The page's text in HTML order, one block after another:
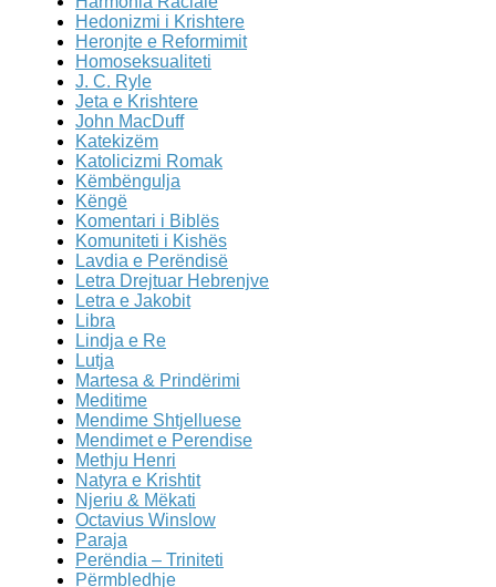
Hedonizmi i Krishtere
Heronjte e Reformimit
Homoseksualiteti
J. C. Ryle
Jeta e Krishtere
John MacDuff
Katekizëm
Katolicizmi Romak
Këmbëngulja
Këngë
Komentari i Biblës
Komuniteti i Kishës
Lavdia e Perëndisë
Letra Drejtuar Hebrenjve
Letra e Jakobit
Libra
Lindja e Re
Lutja
Martesa & Prindërimi
Meditime
Mendime Shtjelluese
Mendimet e Perendise
Methju Henri
Natyra e Krishtit
Njeriu & Mëkati
Octavius Winslow
Paraja
Perëndia – Triniteti
Përmbledhje